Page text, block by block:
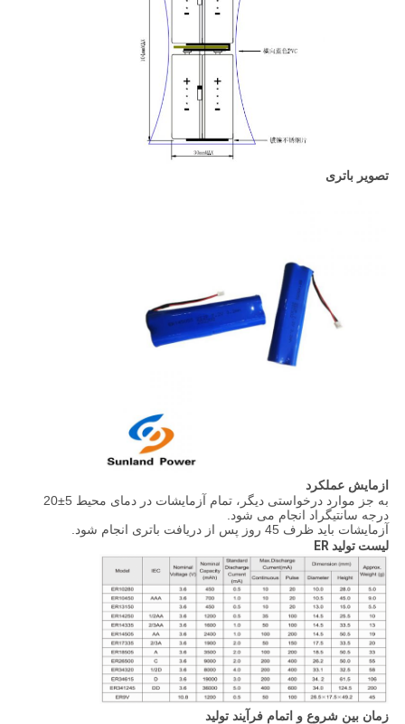
تصویر باتری
ازمایش عملکرد
به جز موارد درخواستی دیگر، تمام آزمایشات در دمای محیط 5±20
درجه سانتیگراد انجام می شود.
آزمایشات باید ظرف 45 روز پس از دریافت باتری انجام شود.
لیست تولید ER
زمان بین شروع و اتمام فرآیند تولید